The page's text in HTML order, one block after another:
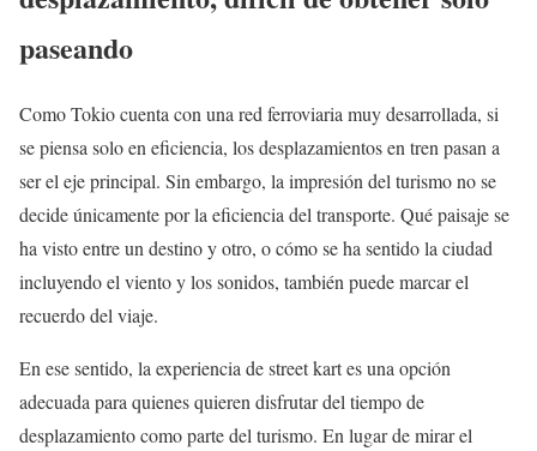
paseando
Como Tokio cuenta con una red ferroviaria muy desarrollada, si
se piensa solo en eficiencia, los desplazamientos en tren pasan a
ser el eje principal. Sin embargo, la impresión del turismo no se
decide únicamente por la eficiencia del transporte. Qué paisaje se
ha visto entre un destino y otro, o cómo se ha sentido la ciudad
incluyendo el viento y los sonidos, también puede marcar el
recuerdo del viaje.
En ese sentido, la experiencia de street kart es una opción
adecuada para quienes quieren disfrutar del tiempo de
desplazamiento como parte del turismo. En lugar de mirar el